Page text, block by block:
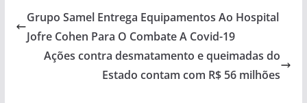
Grupo Samel Entrega Equipamentos Ao Hospital
Jofre Cohen Para O Combate A Covid-19
Ações contra desmatamento e queimadas do
Estado contam com R$ 56 milhões